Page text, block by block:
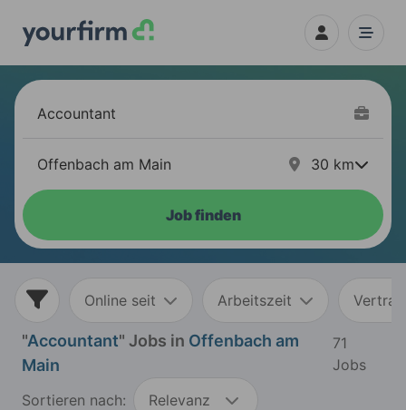
30 km
Job finden
Online seit Arbeitszeit
"Accountant" Jobs in Offenbach am
Main
71
Jobs
Sortieren nach:
Relevanz